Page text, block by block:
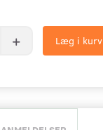
Læg i kurv